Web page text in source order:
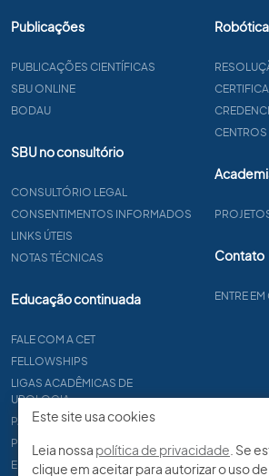
Publicações
PUBLICAÇÕES CIENTÍFICAS
SBU ONLINE
BODAU
SBU no consultório
CONSULTÓRIO LEGAL
CONSENTIMENTOS INFORMADOS
LINKS ÚTEIS
NOTAS TÉCNICAS
Educação continuada
FALE COM A CET
FELLOWSHIPS
LIGAS ACADÊMICAS DE
UROLOGIA
PAPER
PROCET
EDITAIS
Robótica
Contato
ENTRE
Este site usa cookies
Leia nossa política de privacidade . Se
clique em aceitar para autorizar o uso